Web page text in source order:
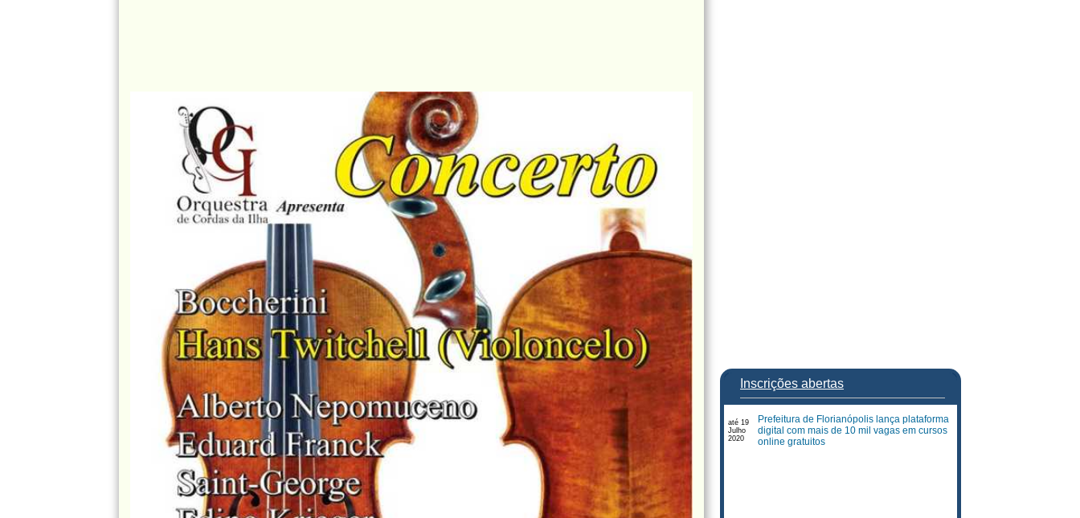
Inscrições abertas
até 19
Julho
2020
Prefeitura de Florianópolis lança plataforma
digital com mais de 10 mil vagas em cursos
online gratuitos